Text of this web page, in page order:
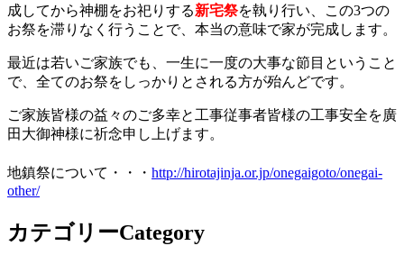
成してから神棚をお祀りする新宅祭を執り行い、この3つの
お祭を滞りなく行うことで、本当の意味で家が完成します。
最近は若いご家族でも、一生に一度の大事な節目ということ
で、全てのお祭をしっかりとされる方が殆んどです。
ご家族皆様の益々のご多幸と工事従事者皆様の工事安全を廣
田大御神様に祈念申し上げます。
地鎮祭について・・・ http://hirotajinja.or.jp/onegaigoto/onegai-
other/
カテゴリーCategory